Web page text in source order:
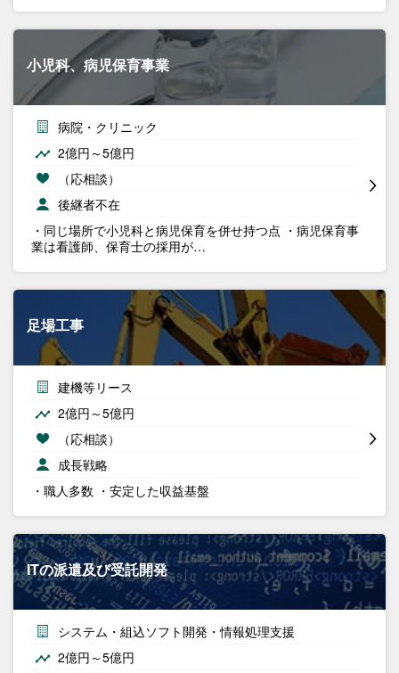
小児科、病児保育事業
病院・クリニック
2億円～5億円
（応相談）
後継者不在
・同じ場所で小児科と病児保育を併せ持つ点 ・病児保育事
業は看護師、保育士の採用が…
足場工事
建機等リース
2億円～5億円
（応相談）
成長戦略
・職人多数 ・安定した収益基盤
ITの派遣及び受託開発
システム・組込ソフト開発・情報処理支援
2億円～5億円